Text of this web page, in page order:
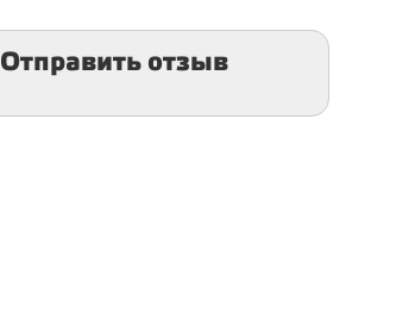
Отправить отзыв